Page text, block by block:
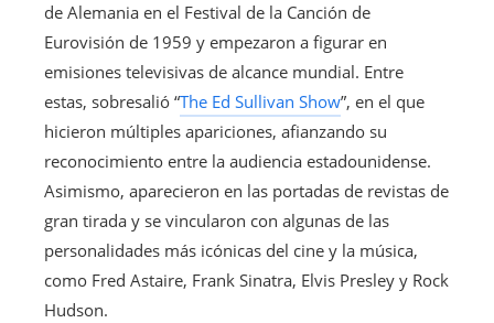
de Alemania en el Festival de la Canción de
Eurovisión de 1959 y empezaron a figurar en
emisiones televisivas de alcance mundial. Entre
estas, sobresalió “The Ed Sullivan Show”, en el que
hicieron múltiples apariciones, afianzando su
reconocimiento entre la audiencia estadounidense.
Asimismo, aparecieron en las portadas de revistas de
gran tirada y se vincularon con algunas de las
personalidades más icónicas del cine y la música,
como Fred Astaire, Frank Sinatra, Elvis Presley y Rock
Hudson.